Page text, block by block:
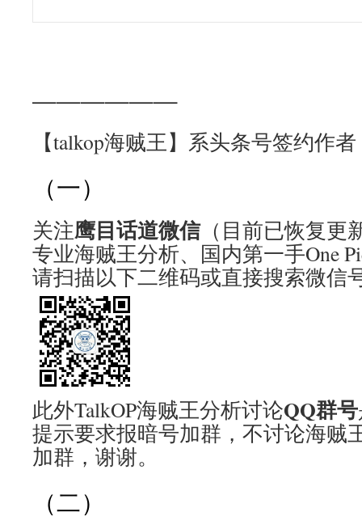
——————
【talkop海贼王】系头条号签约作者
（一）
关注鹰目话道微信（目前已恢复更
专业海贼王分析、国内第一手One
请扫描以下二维码或直接搜索微信
此外TalkOP海贼王分析讨论QQ群号
提示要求报暗号加群，不讨论海贼
加群，谢谢。
（二）